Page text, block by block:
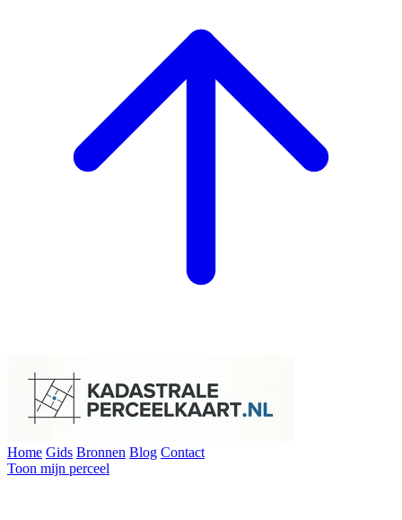
Home Gids Bronnen Blog Contact
Toon mijn perceel